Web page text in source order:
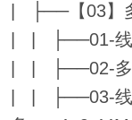
| ├──【03】
| | ├──01-线
| | ├──02-多
| | ├──03-线